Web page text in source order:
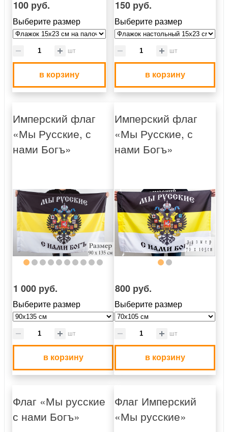
100 руб.
Выберите размер
шт
в корзину
150 руб.
Выберите размер
шт
в корзину
Имперский флаг
«Мы Русские, с
нами Богъ»
1 000 руб.
Выберите размер
шт
в корзину
Имперский флаг
«Мы Русские, с
нами Богъ»
800 руб.
Выберите размер
шт
в корзину
Флаг «Мы русские
с нами Богъ»
Флаг Имперский
«Мы русские»